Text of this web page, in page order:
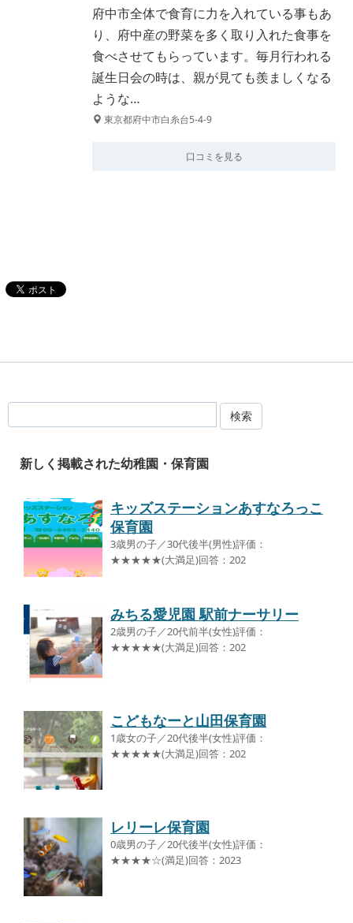
府中市全体で食育に力を入れている事もあ
り、府中産の野菜を多く取り入れた食事を
食べさせてもらっています。毎月行われる
誕生日会の時は、親が見ても羨ましくなる
ような…
東京都府中市白糸台5-4-9
口コミを見る
検索
新しく掲載された幼稚園・保育園
キッズステーションあすなろっこ
保育園
3歳男の子／30代後半(男性)評価：
★★★★★(大満足)回答：202
みちる愛児園 駅前ナーサリー
2歳男の子／20代前半(女性)評価：
★★★★★(大満足)回答：202
こどもなーと山田保育園
1歳女の子／20代後半(女性)評価：
★★★★★(大満足)回答：202
レリーレ保育園
0歳男の子／20代後半(女性)評価：
★★★★☆(満足)回答：2023